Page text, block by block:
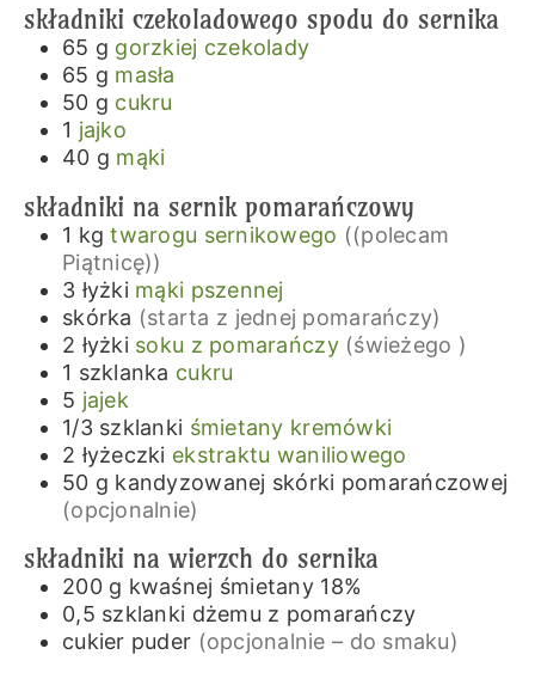
składniki czekoladowego spodu do sernika
65 g gorzkiej czekolady
65 g masła
50 g cukru
1 jajko
40 g mąki
składniki na sernik pomarańczowy
1 kg twarogu sernikowego ((polecam
Piątnicę))
3 łyżki mąki pszennej
skórka (starta z jednej pomarańczy)
2 łyżki soku z pomarańczy (świeżego )
1 szklanka cukru
5 jajek
1/3 szklanki śmietany kremówki
2 łyżeczki ekstraktu waniliowego
50 g kandyzowanej skórki pomarańczowej
(opcjonalnie)
składniki na wierzch do sernika
200 g kwaśnej śmietany 18%
0,5 szklanki dżemu z pomarańczy
cukier puder (opcjonalnie – do smaku)